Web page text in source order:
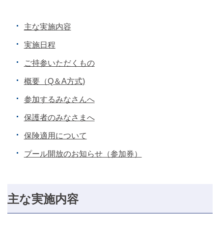
主な実施内容
実施日程
ご持参いただくもの
概要（Q＆A方式)
参加するみなさんへ
保護者のみなさまへ
保険適用について
プール開放のお知らせ（参加券）
主な実施内容